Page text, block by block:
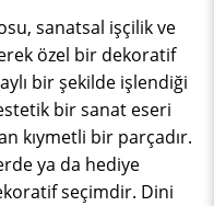
sanatsal işçilik ve
özel bir dekoratif
bir şekilde işlendiği
bir sanat eseri
kıymetli bir parçadır.
ya da hediye
seçimdir. Dini